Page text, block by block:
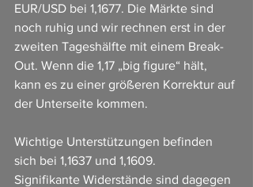
EUR/USD bei 1,1677. Die Märkte sind
noch ruhig und wir rechnen erst in der
zweiten Tageshälfte mit einem Break-
Out. Wenn die 1,17 „big figure“ hält,
kann es zu einer größeren Korrektur auf
der Unterseite kommen.
Wichtige Unterstützungen befinden
sich bei 1,1637 und 1,1609.
Signifikante Widerstände sind dagegen